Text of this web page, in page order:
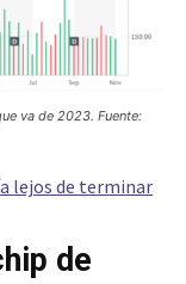
va de 2023. Fuente:
lejos de terminar
de